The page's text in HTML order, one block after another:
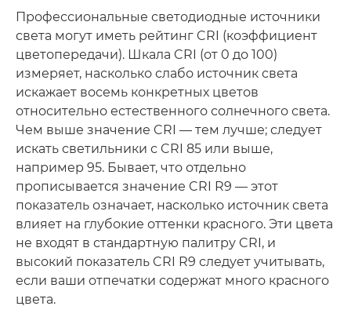
Профессиональные светодиодные источники
света могут иметь рейтинг CRI (коэффициент
цветопередачи). Шкала CRI (от 0 до 100)
измеряет, насколько слабо источник света
искажает восемь конкретных цветов
относительно естественного солнечного света.
Чем выше значение CRI — тем лучше; следует
искать светильники с CRI 85 или выше,
например 95. Бывает, что отдельно
прописывается значение CRI R9 — этот
показатель означает, насколько источник света
влияет на глубокие оттенки красного. Эти цвета
не входят в стандартную палитру CRI, и
высокий показатель CRI R9 следует учитывать,
если ваши отпечатки содержат много красного
цвета.